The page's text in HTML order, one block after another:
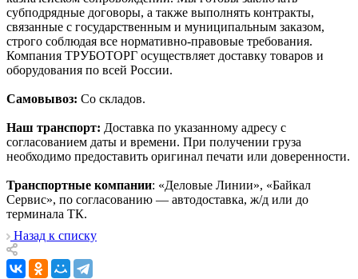
субподрядные договоры, а также выполнять контракты,
связанные с государственным и муниципальным заказом,
строго соблюдая все нормативно-правовые требования.
Компания ТРУБОТОРГ осуществляет доставку товаров и
оборудования по всей России.
Самовывоз: Со складов.
Наш транспорт: Доставка по указанному адресу с
согласованием даты и времени. При получении груза
необходимо предоставить оригинал печати или доверенности.
Транспортные компании: «Деловые Линии», «Байкал
Сервис», по согласованию — автодоставка, ж/д или до
терминала ТК.
Назад к списку